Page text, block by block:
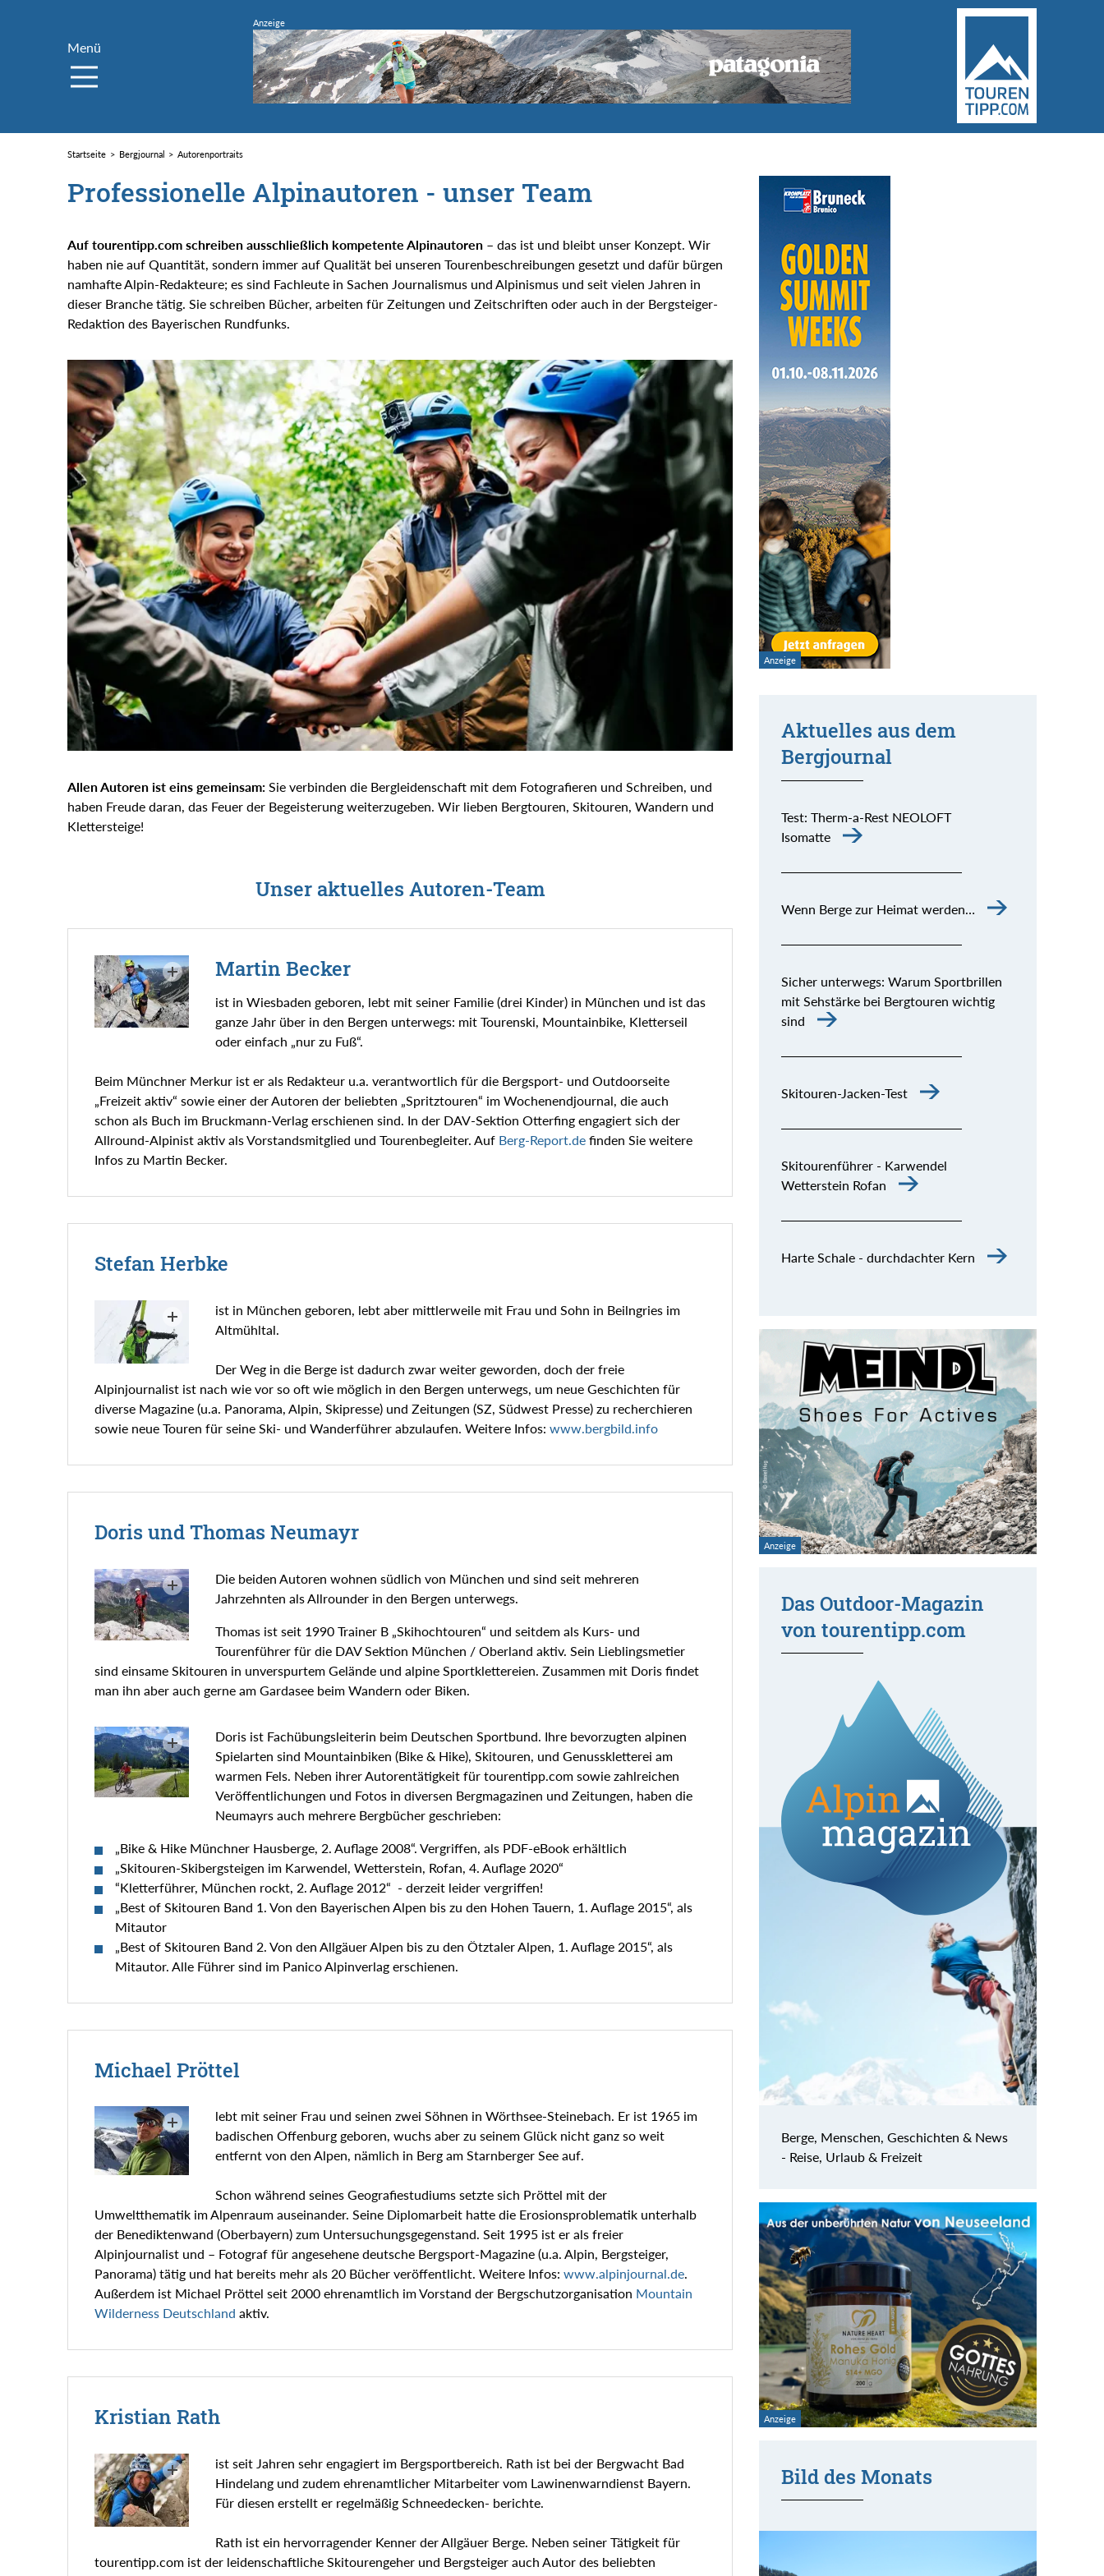
Menü
Startseite Bergjournal Autorenportraits
Professionelle Alpinautoren - unser Team
Auf tourentipp.com schreiben ausschließlich kompetente Alpinautoren – das ist und bleibt unser Konzept. Wir
haben nie auf Quantität, sondern immer auf Qualität bei unseren Tourenbeschreibungen gesetzt und dafür bürgen
namhafte Alpin-Redakteure; es sind Fachleute in Sachen Journalismus und Alpinismus und seit vielen Jahren in
dieser Branche tätig. Sie schreiben Bücher, arbeiten für Zeitungen und Zeitschriften oder auch in der Bergsteiger-
Redaktion des Bayerischen Rundfunks.
Allen Autoren ist eins gemeinsam: Sie verbinden die Bergleidenschaft mit dem Fotografieren und Schreiben, und
haben Freude daran, das Feuer der Begeisterung weiterzugeben. Wir lieben Bergtouren, Skitouren, Wandern und
Klettersteige!
Unser aktuelles Autoren-Team
Martin Becker
ist in Wiesbaden geboren, lebt mit seiner Familie (drei Kinder) in München und ist das
ganze Jahr über in den Bergen unterwegs: mit Tourenski, Mountainbike, Kletterseil
oder einfach „nur zu Fuß“.
Beim Münchner Merkur ist er als Redakteur u.a. verantwortlich für die Bergsport- und Outdoorseite
„Freizeit aktiv“ sowie einer der Autoren der beliebten „Spritztouren“ im Wochenendjournal, die auch
schon als Buch im Bruckmann-Verlag erschienen sind. In der DAV-Sektion Otterfing engagiert sich der
Allround-Alpinist aktiv als Vorstandsmitglied und Tourenbegleiter. Auf Berg-Report.de finden Sie weitere
Infos zu Martin Becker.
Stefan Herbke
ist in München geboren, lebt aber mittlerweile mit Frau und Sohn in Beilngries im
Altmühltal.
Der Weg in die Berge ist dadurch zwar weiter geworden, doch der freie
Alpinjournalist ist nach wie vor so oft wie möglich in den Bergen unterwegs, um neue Geschichten für
diverse Magazine (u.a. Panorama, Alpin, Skipresse) und Zeitungen (SZ, Südwest Presse) zu recherchieren
sowie neue Touren für seine Ski- und Wanderführer abzulaufen. Weitere Infos: www.bergbild.info
Doris und Thomas Neumayr
Die beiden Autoren wohnen südlich von München und sind seit mehreren
Jahrzehnten als Allrounder in den Bergen unterwegs.
Thomas ist seit 1990 Trainer B „Skihochtouren“ und seitdem als Kurs- und
Tourenführer für die DAV Sektion München / Oberland aktiv. Sein Lieblingsmetier
sind einsame Skitouren in unverspurtem Gelände und alpine Sportklettereien. Zusammen mit Doris findet
man ihn aber auch gerne am Gardasee beim Wandern oder Biken.
Doris ist Fachübungsleiterin beim Deutschen Sportbund. Ihre bevorzugten alpinen
Spielarten sind Mountainbiken (Bike & Hike), Skitouren, und Genusskletterei am
warmen Fels. Neben ihrer Autorentätigkeit für tourentipp.com sowie zahlreichen
Veröffentlichungen und Fotos in diversen Bergmagazinen und Zeitungen, haben die
Neumayrs auch mehrere Bergbücher geschrieben:
„Bike & Hike Münchner Hausberge, 2. Auflage 2008“. Vergriffen, als PDF-eBook erhältlich
„Skitouren-Skibergsteigen im Karwendel, Wetterstein, Rofan, 4. Auflage 2020“
“Kletterführer, München rockt, 2. Auflage 2012“ - derzeit leider vergriffen!
„Best of Skitouren Band 1. Von den Bayerischen Alpen bis zu den Hohen Tauern, 1. Auflage 2015“, als
Mitautor
„Best of Skitouren Band 2. Von den Allgäuer Alpen bis zu den Ötztaler Alpen, 1. Auflage 2015“, als
Mitautor. Alle Führer sind im Panico Alpinverlag erschienen.
Michael Pröttel
lebt mit seiner Frau und seinen zwei Söhnen in Wörthsee-Steinebach. Er ist 1965 im
badischen Offenburg geboren, wuchs aber zu seinem Glück nicht ganz so weit
entfernt von den Alpen, nämlich in Berg am Starnberger See auf.
Schon während seines Geografiestudiums setzte sich Pröttel mit der
Umweltthematik im Alpenraum auseinander. Seine Diplomarbeit hatte die Erosionsproblematik unterhalb
der Benediktenwand (Oberbayern) zum Untersuchungsgegenstand. Seit 1995 ist er als freier
Alpinjournalist und – Fotograf für angesehene deutsche Bergsport-Magazine (u.a. Alpin, Bergsteiger,
Panorama) tätig und hat bereits mehr als 20 Bücher veröffentlicht. Weitere Infos: www.alpinjournal.de.
Außerdem ist Michael Pröttel seit 2000 ehrenamtlich im Vorstand der Bergschutzorganisation Mountain
Wilderness Deutschland aktiv.
Kristian Rath
ist seit Jahren sehr engagiert im Bergsportbereich. Rath ist bei der Bergwacht Bad
Hindelang und zudem ehrenamtlicher Mitarbeiter vom Lawinenwarndienst Bayern.
Für diesen erstellt er regelmäßig Schneedecken- berichte.
Rath ist ein hervorragender Kenner der Allgäuer Berge. Neben seiner Tätigkeit für
tourentipp.com ist der leidenschaftliche Skitourengeher und Bergsteiger auch Autor des beliebten
Aktuelles aus dem
Bergjournal
Test: Therm-a-Rest NEOLOFT
Isomatte
Wenn Berge zur Heimat werden…
Sicher unterwegs: Warum Sportbrillen
mit Sehstärke bei Bergtouren wichtig
sind
Skitouren-Jacken-Test
Skitourenführer - Karwendel
Wetterstein Rofan
Harte Schale - durchdachter Kern
Das Outdoor-Magazin
von tourentipp.com
Berge, Menschen, Geschichten & News
- Reise, Urlaub & Freizeit
Bild des Monats